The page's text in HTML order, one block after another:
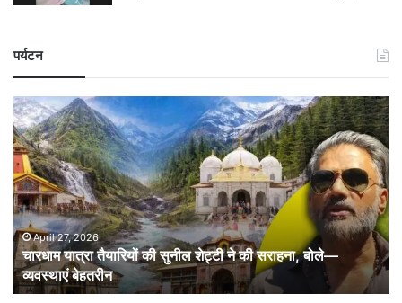
पर्यटन
चारधाम
यात्रा
तैयारियों
की
सुनील
शेट्टी
ने
की
सराहना,
बोले
—
April 27, 2026
चारधाम यात्रा तैयारियों की सुनील शेट्टी ने की सराहना, बोले—
व्यवस्थाएं बेहतरीन